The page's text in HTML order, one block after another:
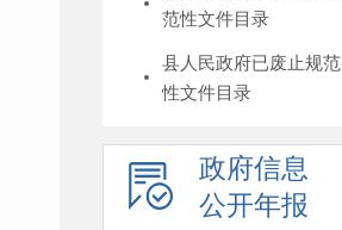
范性文件目录
县人民政府已废止规范
性文件目录
政府信息
公开年报